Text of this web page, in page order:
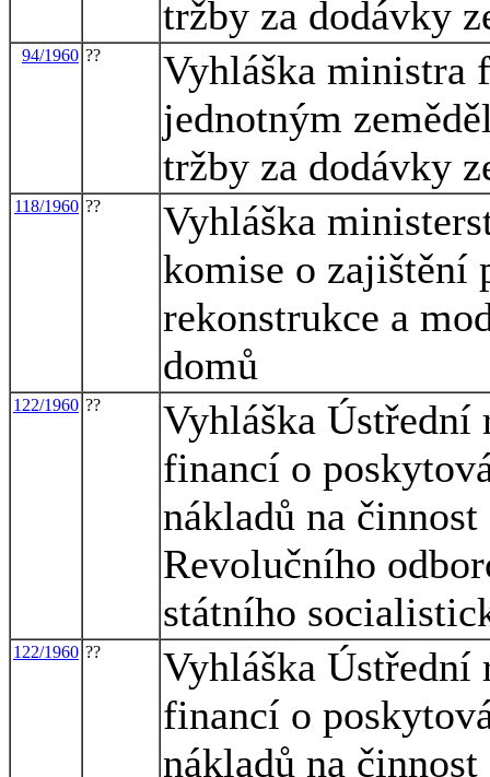
tržby za dodávky
94/1960 ??
Vyhláška ministra
jednotným
tržby za dodávky
118/1960 ??
Vyhláška
komise o zajištění
rekonstrukce a
domů
122/1960 ??
Vyhláška Ústřední
financí o
nákladů na
Revolučního
státního
122/1960 ??
Vyhláška Ústřední
financí o
nákladů na